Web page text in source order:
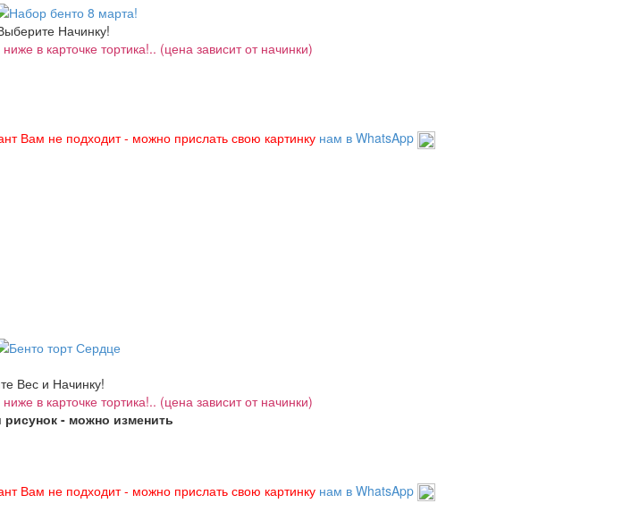
Начинку!
в карточке тортика!.. (цена зависит от начинки)
Вам не подходит - можно прислать свою картинку нам в WhatsApp
Вес и Начинку!
в карточке тортика!.. (цена зависит от начинки)
рисунок - можно изменить
Вам не подходит - можно прислать свою картинку нам в WhatsApp